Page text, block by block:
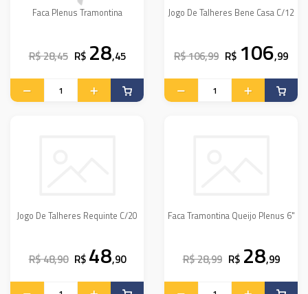
Faca Plenus Tramontina
R$ 28,45 R$ 28,45
Jogo De Talheres Bene Casa C/12
R$ 106,99 R$ 106,99
Jogo De Talheres Requinte C/20
R$ 48,90 R$ 48,90
Faca Tramontina Queijo Plenus 6"
R$ 28,99 R$ 28,99